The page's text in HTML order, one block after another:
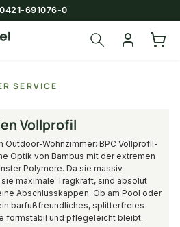
0421-691076-0
Sekunden das
SERVICE
Vollprofil
Outdoor-Wohnzimmer: BPC Vollprofil-
Optik von Bambus mit der extremen
Polymere. Da sie massiv
maximale Tragkraft, sind absolut
Abschlusskappen. Ob am Pool oder
barfußfreundliches, splitterfreies
formstabil und pflegeleicht bleibt.